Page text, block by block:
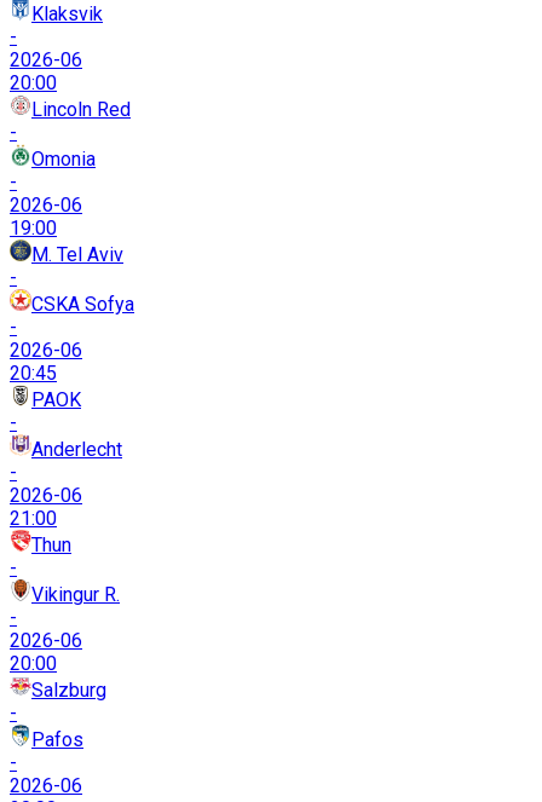
Klaksvik
-
2026-06
20:00
Lincoln Red
-
Omonia
-
2026-06
19:00
M. Tel Aviv
-
CSKA Sofya
-
2026-06
20:45
PAOK
-
Anderlecht
-
2026-06
21:00
Thun
-
Vikingur R.
-
2026-06
20:00
Salzburg
-
Pafos
-
2026-06